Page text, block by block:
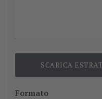
SCARICA
Formato